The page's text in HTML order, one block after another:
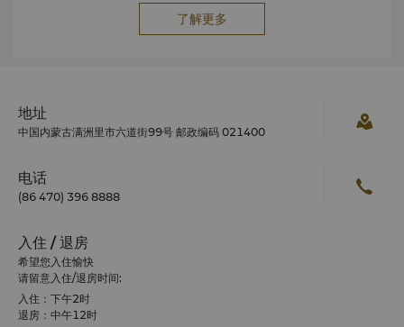
了解更多
地址
中国内蒙古满洲里市六道街99号 邮政编码 021400
电话
(86 470) 396 8888
入住 / 退房
希望您入住愉快
请留意入住/退房时间:
入住：下午2时
退房：中午12时